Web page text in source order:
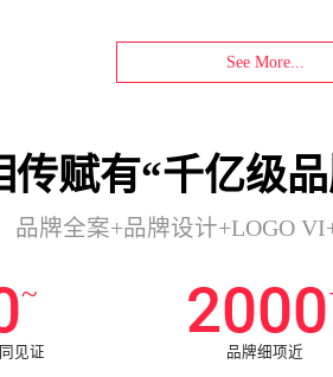
See More...
传赋有“千亿级
品牌全案+品牌设计+LOGO
~
见证
2000
品牌细项近